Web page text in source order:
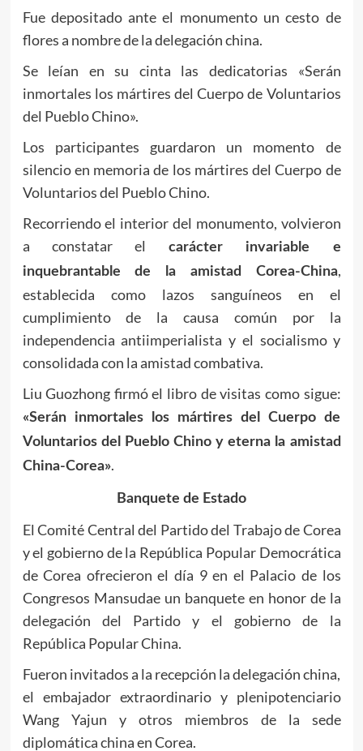
Fue depositado ante el monumento un cesto de
flores a nombre de la delegación china.
Se leían en su cinta las dedicatorias «Serán
inmortales los mártires del Cuerpo de Voluntarios
del Pueblo Chino».
Los participantes guardaron un momento de
silencio en memoria de los mártires del Cuerpo de
Voluntarios del Pueblo Chino.
Recorriendo el interior del monumento, volvieron
a constatar el
carácter invariable e
inquebrantable de la amistad Corea-China,
establecida como lazos sanguíneos en el
cumplimiento de la causa común por la
independencia antiimperialista y el socialismo y
consolidada con la amistad combativa.
Liu Guozhong firmó el libro de visitas como sigue:
«Serán inmortales los mártires del Cuerpo de
Voluntarios del Pueblo Chino y eterna la amistad
China-Corea».
Banquete de Estado
El Comité Central del Partido del Trabajo de Corea
y el gobierno de la República Popular Democrática
de Corea ofrecieron el día 9 en el Palacio de los
Congresos Mansudae un banquete en honor de la
delegación del Partido y el gobierno de la
República Popular China.
Fueron invitados a la recepción la delegación china,
el embajador extraordinario y plenipotenciario
Wang Yajun y otros miembros de la sede
diplomática china en Corea.